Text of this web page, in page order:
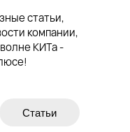
статьи,
компании,
КИТа -
Статьи